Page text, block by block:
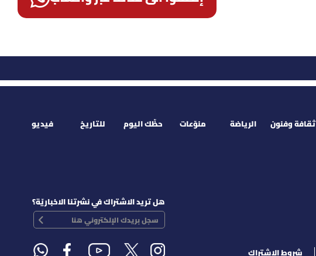
ثقافة وفنون الرياضة منوّعات حظّك اليوم للتاريخ فيديو
شروط الإشتراك
هل تريد الاشتراك في نشرتنا الاخباريّة؟